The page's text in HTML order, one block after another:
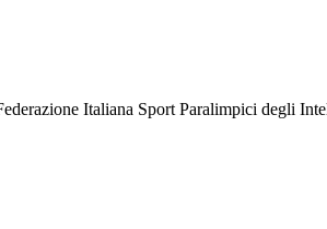
Italiana Sport Paralimpici degli